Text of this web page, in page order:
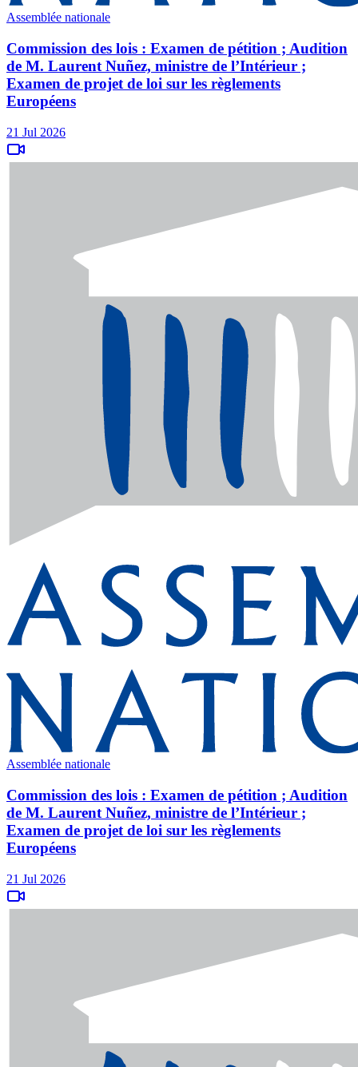
Assemblée nationale
Commission des lois : Examen de pétition ; Audition
de M. Laurent Nuñez, ministre de l’Intérieur ;
Examen de projet de loi sur les règlements
Européens
21 Jul 2026
Assemblée nationale
Commission des lois : Examen de pétition ; Audition
de M. Laurent Nuñez, ministre de l’Intérieur ;
Examen de projet de loi sur les règlements
Européens
21 Jul 2026